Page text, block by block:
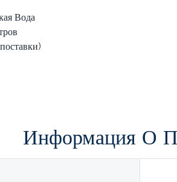
Вода
Информация О